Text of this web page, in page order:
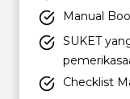
Manual
SUKET
Checklist